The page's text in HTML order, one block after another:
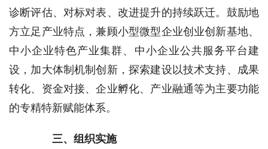
诊断评估、对标对表、改进提升的持续跃迁。鼓励地
方立足产业特点，兼顾小型微型企业创业创新基地、
中小企业特色产业集群、中小企业公共服务平台建
设，加大体制机制创新，探索建设以技术支持、成果
转化、资金对接、企业孵化、产业融通等为主要功能
的专精特新赋能体系。
三、组织实施